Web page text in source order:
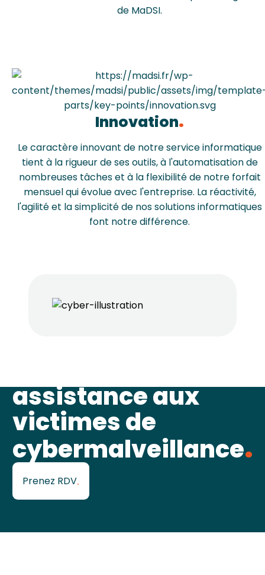
de MaDSI.
Innovation
Le caractère innovant de notre service informatique
tient à la rigueur de ses outils, à l'automatisation de
nombreuses tâches et à la flexibilité de notre forfait
mensuel qui évolue avec l'entreprise. La réactivité,
l'agilité et la simplicité de nos solutions informatiques
font notre différence.
assistance aux
victimes de
cybermalveillance
Prenez RDV